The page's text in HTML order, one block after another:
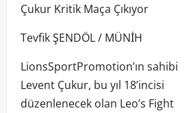
Çukur Kritik Maça Çıkıyor
Tevfik ŞENDÖL / MÜNİH
LionsSportPromotion’ın sahibi
Levent Çukur, bu yıl 18’incisi
düzenlenecek olan Leo’s Fight